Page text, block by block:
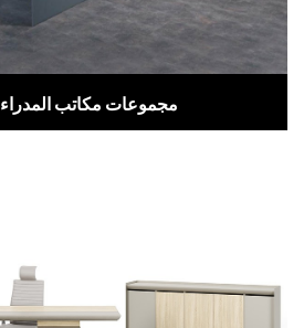
FIESTA مجموعات مكاتب المدراء